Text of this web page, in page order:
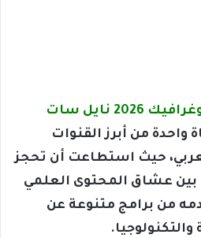
تردد قناة ناشيونال جيوغرافيك 2026 نايل سات
واحدة من أبرز القنوات
حيث استطاعت أن تحجز
بين عشاق المحتوى العلمي
من برامج متنوعة عن
والتكنولوجيا.